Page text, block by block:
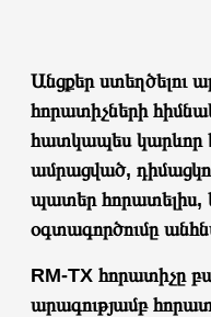
Անցքեր ստեղծելու
հորատիչների
հատկապես կարևոր
ամրացված,
պատեր հորատելիս,
օգտագործումը
RM-TX հորատիչը
արագությամբ